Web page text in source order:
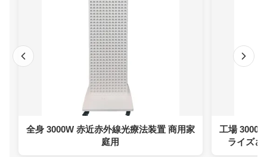
全身 3000W 赤近赤外線光療法装置 商用家
庭用
工場
ライズさ